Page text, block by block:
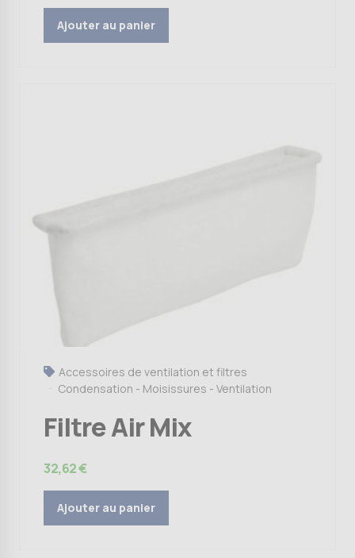
Ajouter au panier
Accessoires de ventilation et filtres
Condensation - Moisissures - Ventilation
Filtre Air Mix
32,62€
Ajouter au panier